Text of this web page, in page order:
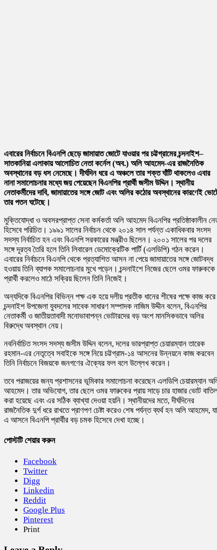
এবারের নির্বাচনে বিএনপি ছেড়ে জামায়াত জোটে যাওয়ার পর চট্টগ্রামের চন্দনাইশ–
সাতকানিয়া এলাকায় আলোচিত নেতা কর্নেল (অব.) অলি আহমেদ-এর রাজনৈতিক
অবস্থানের বড় ধস নেমেছে। দীর্ঘদিন ধরে এ অঞ্চলে তার শক্ত ঘাঁটি থাকলেও এবার
নানা সমালোচনার মধ্যে জয় পেয়েছেন বিএনপির প্রার্থীজসীম উদ্দিন। স্থানীয়
নেতাকর্মীদের দাবি, জামায়াতের সঙ্গে জোট এবং অলির কঠোর অবস্থানের কারণেই
তার পতন ঘটেছে।
মুক্তিযোদ্ধা ও অবসরপ্রাপ্ত সেনা কর্মকর্তা অলি আহমেদ বিএনপির প্রতিষ্ঠাকালীন
হিসেবে পরিচিত। ১৯৯১ সালের নির্বাচন থেকে ২০১৪ সাল পর্যন্ত একাধিকবার সংসদ
সদস্য নির্বাচিত হন এবং বিএনপি সরকারের মন্ত্রীও ছিলেন। ২০০১ সালের পর দলের
সঙ্গে দূরত্ব তৈরি হলে তিনি লিবারেল ডেমোক্রেটিক পার্টি (এলডিপি) গঠন করেন।
এবারের নির্বাচনে বিএনপি থেকে প্রত্যাশিত আসন না পেয়ে জামায়াতের সঙ্গে জোটবদ্ধ
হওয়ায় তিনি ব্যাপক সমালোচনার মুখে পড়েন। চন্দনাইশে নিজের ছেলে ওমর ফারুককে
প্রার্থী করলেও মাঠে সক্রিয় ছিলেন তিনি নিজেই।
অন্যদিকে বিএনপির বিভিন্ন পক্ষ এক হয়ে দলীয় প্রতীক ধানের শীষের পক্ষে কাজ
চন্দনাইশ উপজেলা যুবদলের সাবেক সাধারণ সম্পাদক নাজিম উদ্দীন বলেন, বিএনপির
নেতাকর্মী ও জাতীয়তাবাদী মনোভাবাপন্ন ভোটারদের বড় অংশ মানসিকভাবে অলির
বিরুদ্ধে অবস্থান নেয়।
নবনির্বাচিত সংসদ সদস্য জসীম উদ্দিন বলেন, দলের ভারপ্রাপ্ত চেয়ারম্যানতারেক
রহমান-এর নেতৃত্বে সবাইকে সঙ্গে নিয়ে চট্টগ্রাম-১৪ আসনের উন্নয়নে কাজ
তিনি নির্বাচনে বিজয়কে জনগণের ঐক্যের ফল বলে উল্লেখ করেন।
তবে পরাজয়ের জন্য প্রশাসনের ভূমিকার সমালোচনা করেছেন এলডিপি চেয়ারম্যান
আহমেদ। তার অভিযোগ, তার ছেলে ওমর ফারুকের প্রায় সাড়ে চার হাজার ভোট
করা হয়েছে এবং এর সঠিক ব্যাখ্যা দেওয়া হয়নি। স্থানীয়দের মতে, দীর্ঘদিনের
রাজনৈতিক দুর্গ ধরে রাখতে প্রাণপণ চেষ্টা করেও শেষ পর্যন্ত ব্যর্থ হন অলি আহমেদ, যা
এ আসনে বিএনপি প্রার্থীর বড় চমক হিসেবে দেখা হচ্ছে।
পোস্টটি শেয়ার করুন
Facebook
Twitter
Digg
Linkedin
Reddit
Google Plus
Pinterest
Print